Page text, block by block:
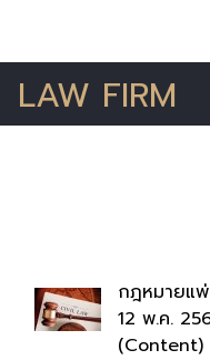
LAW FIRM
กฎหมายแ
12 พ.ค.
(Content)